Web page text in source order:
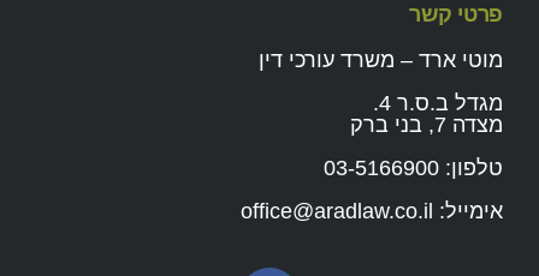
פרטי קשר
מוטי ארד – משרד עורכי דין
מגדל ב.ס.ר 4.
מצדה 7, בני ברק
טלפון: 03-5166900
אימייל: office@aradlaw.co.il